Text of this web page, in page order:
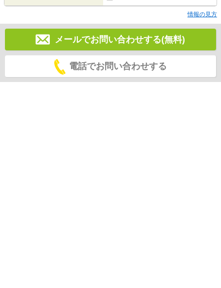
情報の見方
メールでお問い合わせする(無料)
電話でお問い合わせする